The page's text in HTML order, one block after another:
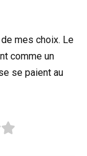
mes choix. Le
comme un
se paient au